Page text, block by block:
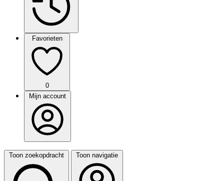
Favorieten
0
Mijn account
Toon zoekopdracht Toon navigatie